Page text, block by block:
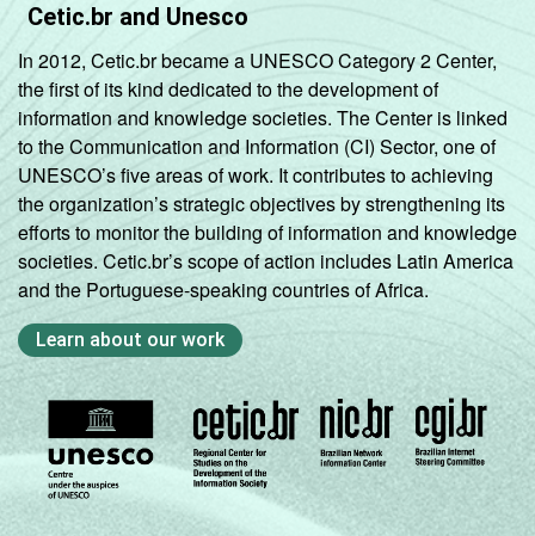
Cetic.br and Unesco
In 2012, Cetic.br became a UNESCO Category 2 Center,
the first of its kind dedicated to the development of
information and knowledge societies. The Center is linked
to the Communication and Information (CI) Sector, one of
UNESCO’s five areas of work. It contributes to achieving
the organization’s strategic objectives by strengthening its
efforts to monitor the building of information and knowledge
societies. Cetic.br’s scope of action includes Latin America
and the Portuguese-speaking countries of Africa.
Learn about our work